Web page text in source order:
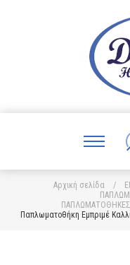
Αρχική σελίδα /
ΠΑΠΛΩΜΑΤΟΘΗΚΕΣ
Παπλωματοθήκη Εμπριμέ